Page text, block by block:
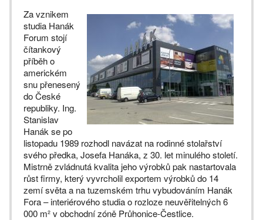
Za vznikem
studia Hanák
Forum stojí
čítankový
příběh o
americkém
snu přenesený
do České
republiky. Ing.
Stanislav
Hanák se po
listopadu 1989 rozhodl navázat na rodinné stolařství
svého předka, Josefa Hanáka, z 30. let minulého století.
Mistrně zvládnutá kvalita jeho výrobků pak nastartovala
růst firmy, který vyvrcholil exportem výrobků do 14
zemí světa a na tuzemském trhu vybudováním Hanák
Fora – interiérového studia o rozloze neuvěřitelných 6
000 m² v obchodní zóně Průhonice-Čestlice.